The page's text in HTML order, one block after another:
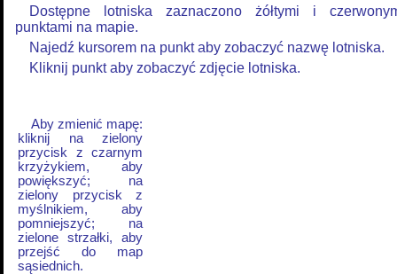
Dostępne lotniska zaznaczono żółtymi i
punktami na mapie.
Najedź kursorem na punkt aby zobaczyć nazwę lotniska.
Kliknij punkt aby zobaczyć zdjęcie lotniska.
Aby zmienić mapę:
kliknij na zielony
przycisk z czarnym
krzyżykiem, aby
powiększyć; na
zielony przycisk z
myślnikiem, aby
pomniejszyć; na
zielone strzałki, aby
przejść do map
sąsiednich.